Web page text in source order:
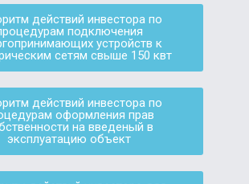
действий инвестора по
подключения
устройств к
сетям свыше 150 квт
действий инвестора по
оформления прав
на введеный в
эксплуатацию объект